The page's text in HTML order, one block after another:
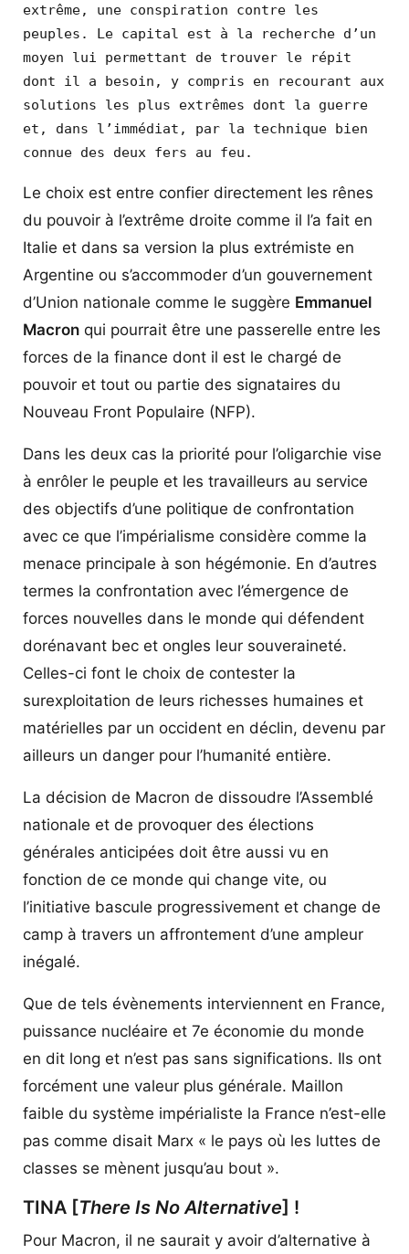
extrême, une conspiration contre les
peuples. Le capital est à la recherche d’un
moyen lui permettant de trouver le répit
dont il a besoin, y compris en recourant aux
solutions les plus extrêmes dont la guerre
et, dans l’immédiat, par la technique bien
connue des deux fers au feu.
Le choix est entre confier directement les rênes
du pouvoir à l’extrême droite comme il l’a fait en
Italie et dans sa version la plus extrémiste en
Argentine ou s’accommoder d’un gouvernement
d’Union nationale comme le suggère Emmanuel
Macron qui pourrait être une passerelle entre les
forces de la finance dont il est le chargé de
pouvoir et tout ou partie des signataires du
Nouveau Front Populaire (NFP).
Dans les deux cas la priorité pour l’oligarchie vise
à enrôler le peuple et les travailleurs au service
des objectifs d’une politique de confrontation
avec ce que l’impérialisme considère comme la
menace principale à son hégémonie. En d’autres
termes la confrontation avec l’émergence de
forces nouvelles dans le monde qui défendent
dorénavant bec et ongles leur souveraineté.
Celles-ci font le choix de contester la
surexploitation de leurs richesses humaines et
matérielles par un occident en déclin, devenu par
ailleurs un danger pour l’humanité entière.
La décision de Macron de dissoudre l’Assemblé
nationale et de provoquer des élections
générales anticipées doit être aussi vu en
fonction de ce monde qui change vite, ou
l’initiative bascule progressivement et change de
camp à travers un affrontement d’une ampleur
inégalé.
Que de tels évènements interviennent en France,
puissance nucléaire et 7e économie du monde
en dit long et n’est pas sans significations. Ils ont
forcément une valeur plus générale. Maillon
faible du système impérialiste la France n’est-elle
pas comme disait Marx « le pays où les luttes de
classes se mènent jusqu’au bout ».
TINA [There Is No Alternative] !
Pour Macron, il ne saurait y avoir d’alternative à